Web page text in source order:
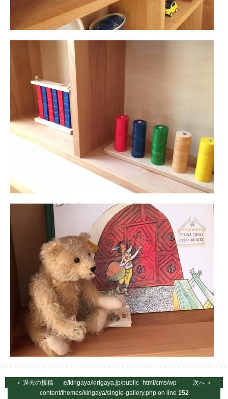
＜ 過去の投稿/home/kirigaya/kirigaya.jp/public_html/cms/wp-
content/themes/kirigaya/single-gallery.php on line 152
次へ ＞